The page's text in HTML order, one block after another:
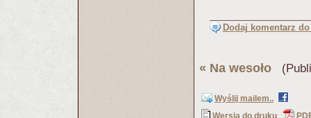
Dodaj komentarz
« Na wesoło
Wyślij mailem..
Wersja do druku